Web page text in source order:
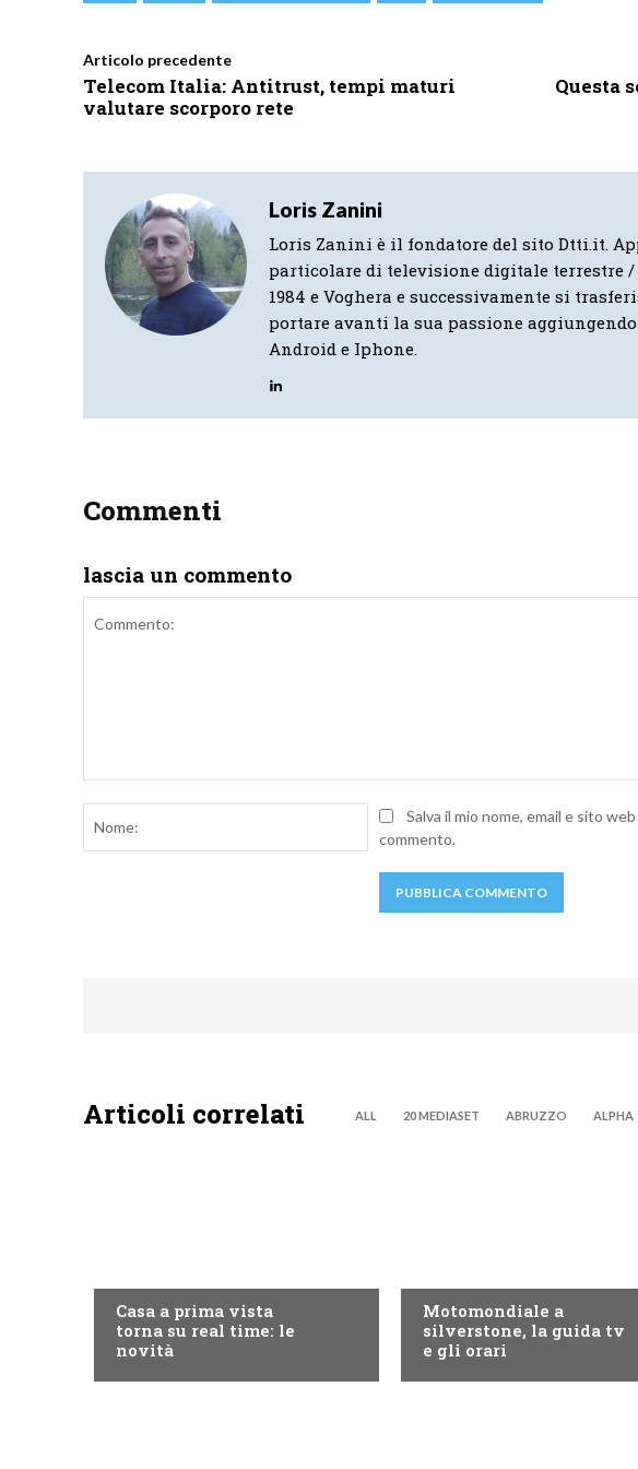
Articolo precedente
Telecom Italia: Antitrust, tempi maturi
valutare scorporo rete
Questa
Loris Zanini
Loris Zanini è il fondatore del sito Dtti.it.
particolare di televisione digitale terrestre
1984 e Voghera e successivamente si
portare avanti la sua passione
Android e Iphone.
Commenti
lascia un commento
Nome:Salva il mio nome, email e sito
commento.
Articoli correlati ALL 20 MEDIASET ABRUZZO ALPHA
Casa a prima vista
torna su real time: le
novità
Motomondiale a
silverstone, la guida tv
e gli orari